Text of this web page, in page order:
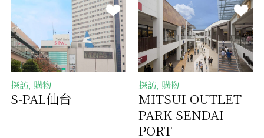
探訪, 購物
S-PAL仙台
探訪, 購物
MITSUI OUTLET
PARK SENDAI
PORT